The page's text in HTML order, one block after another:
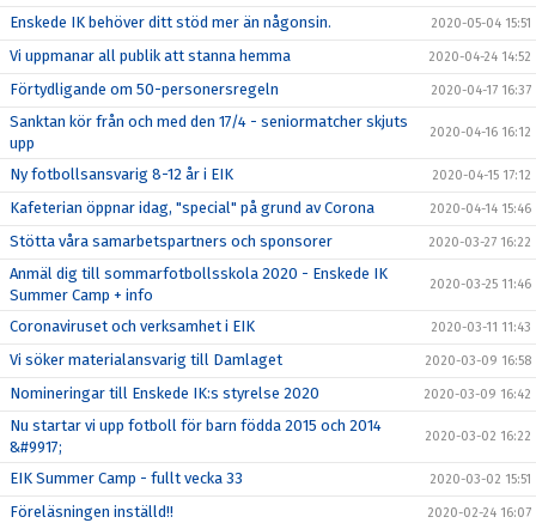
Enskede IK behöver ditt stöd mer än någonsin. 2020-05-04 15:51
Vi uppmanar all publik att stanna hemma 2020-04-24 14:52
Förtydligande om 50-personersregeln 2020-04-17 16:37
Sanktan kör från och med den 17/4 - seniormatcher skjuts
upp
2020-04-16 16:12
Ny fotbollsansvarig 8-12 år i EIK 2020-04-15 17:12
Kafeterian öppnar idag, "special" på grund av Corona 2020-04-14 15:46
Stötta våra samarbetspartners och sponsorer 2020-03-27 16:22
Anmäl dig till sommarfotbollsskola 2020 - Enskede IK
Summer Camp + info
2020-03-25 11:46
Coronaviruset och verksamhet i EIK 2020-03-11 11:43
Vi söker materialansvarig till Damlaget 2020-03-09 16:58
Nomineringar till Enskede IK:s styrelse 2020 2020-03-09 16:42
Nu startar vi upp fotboll för barn födda 2015 och 2014
&#9917;
2020-03-02 16:22
EIK Summer Camp - fullt vecka 33 2020-03-02 15:51
Föreläsningen inställd!! 2020-02-24 16:07